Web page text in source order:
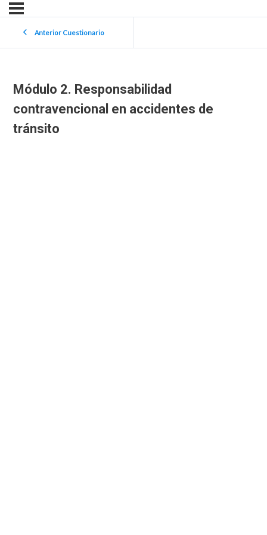
Anterior Cuestionario
Módulo 2. Responsabilidad
contravencional en accidentes de
tránsito